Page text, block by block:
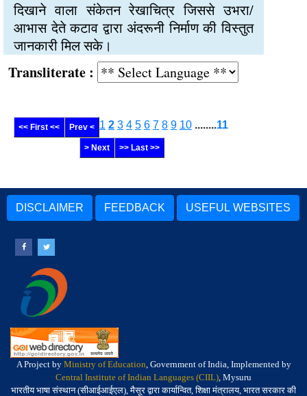
दिखाने वाला संकेतन रेखाचित्र जिससे उभरा/
आभास देते कटाव द्वारा अंदरूनी निर्माण की विस्तुत
जानकारी मिल सके।
:
<< First << Prev < 1 2 3 4 5 6 7 8 9 10 ........11
> Next >> Last >>
DISCLAIMER FEEDBACK USEFUL WEBSITES
A Project by Ministry of Education, Government of India, Implemented by
Central Institute of Indian Languages (CIIL), Mysuru
भारतीय भाषा संस्थान (सीआईआईएल), मैसूर द्वारा कार्यान्वित, शिक्षा मंत्रालय, भारत सरकार की